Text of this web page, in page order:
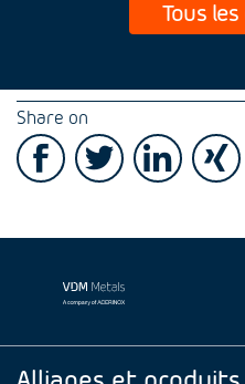
Tous
Share on
Alliages et produits